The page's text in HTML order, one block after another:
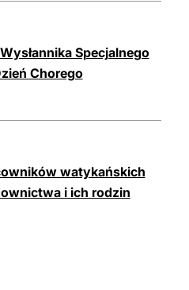
Specjalnego
Chorego
watykańskich
i ich rodzin